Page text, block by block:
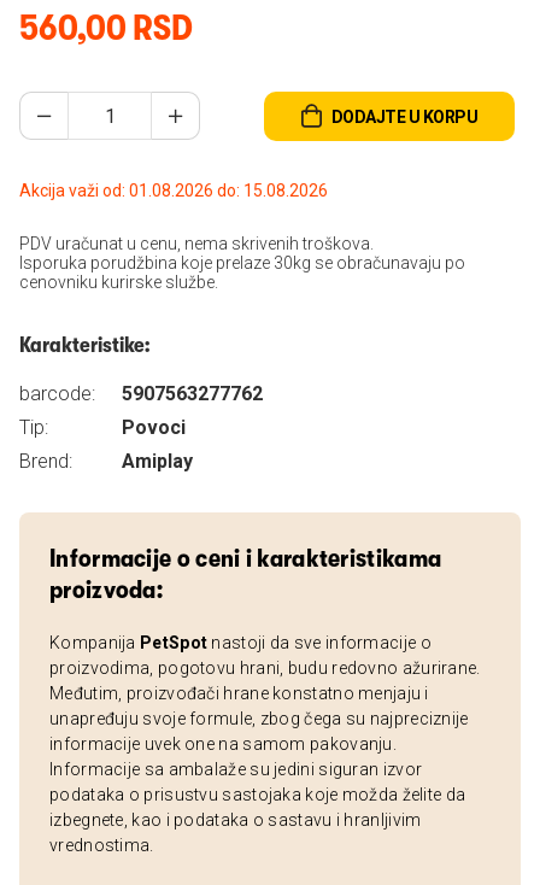
560,00 RSD
DODAJTE U KORPU
Akcija važi od: 01.08.2026 do: 15.08.2026
PDV uračunat u cenu, nema skrivenih troškova.
Isporuka porudžbina koje prelaze 30kg se obračunavaju po
cenovniku kurirske službe.
Karakteristike:
barcode:
5907563277762
Tip:
Povoci
Brend:
Amiplay
Informacije o ceni i karakteristikama
proizvoda:
Kompanija PetSpot nastoji da sve informacije o
proizvodima, pogotovu hrani, budu redovno ažurirane.
Međutim, proizvođači hrane konstatno menjaju i
unapređuju svoje formule, zbog čega su najpreciznije
informacije uvek one na samom pakovanju.
Informacije sa ambalaže su jedini siguran izvor
podataka o prisustvu sastojaka koje možda želite da
izbegnete, kao i podataka o sastavu i hranljivim
vrednostima.